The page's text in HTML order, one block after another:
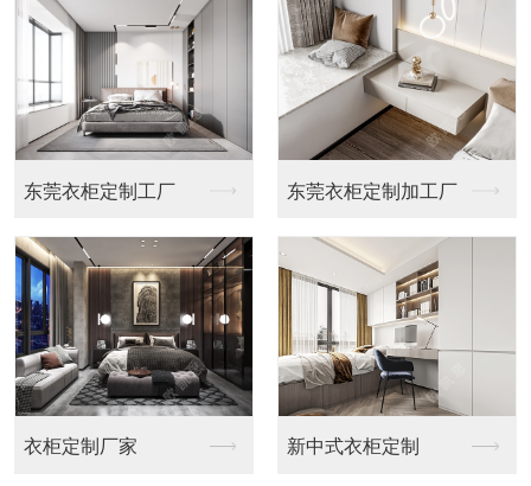
衣柜定制工厂 东莞衣柜定制加工厂
定制厂家 新中式衣柜定制
衣帽
东莞